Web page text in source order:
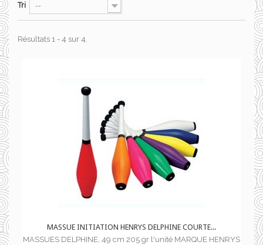
Tri --
Résultats 1 - 4 sur 4.
MASSUE INITIATION HENRYS DELPHINE COURTE...
MASSUES DELPHINE, 49 cm 205 gr l'unité MARQUE HENRYS